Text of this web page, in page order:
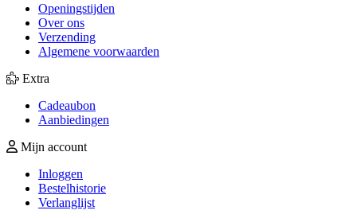
Openingstijden
Over ons
Verzending
Algemene voorwaarden
Extra
Cadeaubon
Aanbiedingen
Mijn account
Inloggen
Bestelhistorie
Verlanglijst